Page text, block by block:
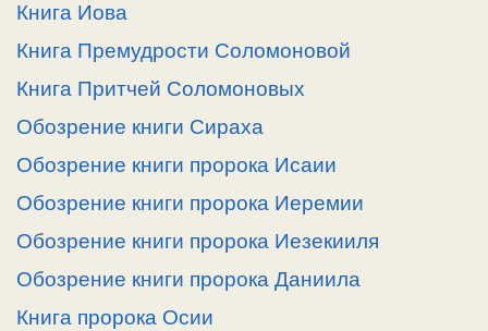
Книга Иова
Книга Премудрости Соломоновой
Книга Притчей Соломоновых
Обозрение книги Сираха
Обозрение книги пророка Исаии
Обозрение книги пророка Иеремии
Обозрение книги пророка Иезекииля
Обозрение книги пророка Даниила
Книга пророка Осии